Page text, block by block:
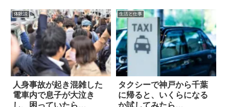
体験談
人身事故が起き混雑した
電車内で息子が大泣き
生活と仕事
タクシーで神戸から千葉
に帰ると、いくらになる